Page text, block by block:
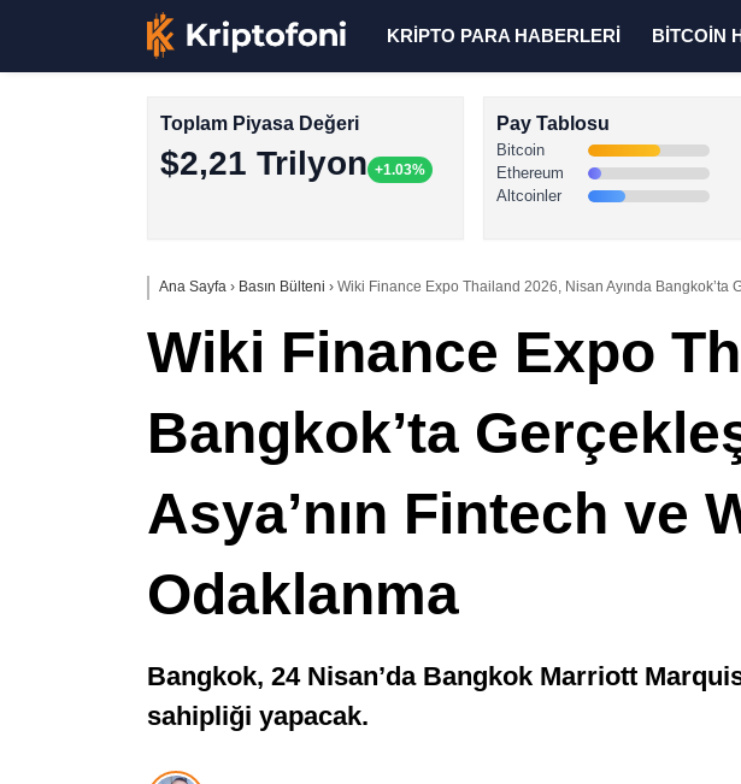
KRİPTO PARA HABERLERİ BİTCOİN
Toplam Piyasa Değeri
$2,21 Trilyon +1.03%
Pay Tablosu
Bitcoin
Ethereum
Altcoinler
Ana Sayfa › Basın Bülteni › Wiki Finance Expo Thailand 2026, Nisan Ayında
Wiki Finance Expo
Bangkok’ta
Asya’nın Fintech ve
Odaklanma
Bangkok, 24 Nisan’da Bangkok Marriott
sahipliği yapacak.